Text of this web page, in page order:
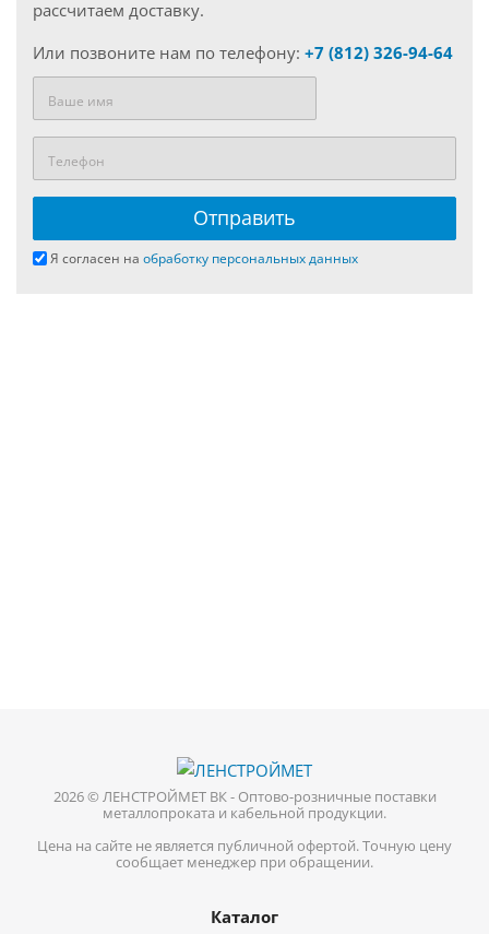
рассчитаем доставку.
Или позвоните нам по телефону: +7 (812) 326-94-64
Я согласен на обработку персональных данных
2026 © ЛЕНСТРОЙМЕТ ВК - Оптово-розничные поставки
металлопроката и кабельной продукции.
Цена на сайте не является публичной офертой. Точную цену
сообщает менеджер при обращении.
Каталог